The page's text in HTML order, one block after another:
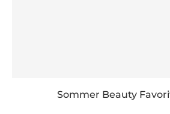
Sommer Beauty